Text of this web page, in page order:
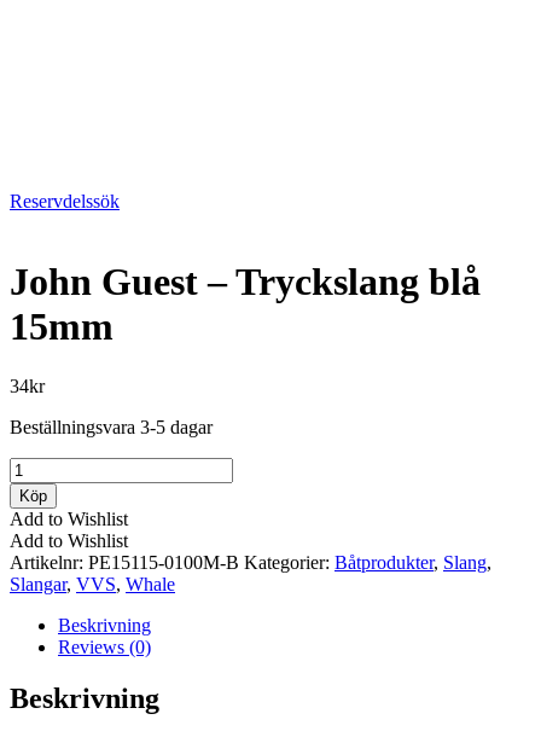
Reservdelssök
John Guest – Tryckslang blå
15mm
34kr
Beställningsvara 3-5 dagar
John
Guest
-
Tryckslang
blå
15mm
mängd
Köp
Add to Wishlist
Add to Wishlist
Artikelnr: PE15115-0100M-B Kategorier: Båtprodukter, Slang,
Slangar, VVS, Whale
Beskrivning
Reviews (0)
Beskrivning